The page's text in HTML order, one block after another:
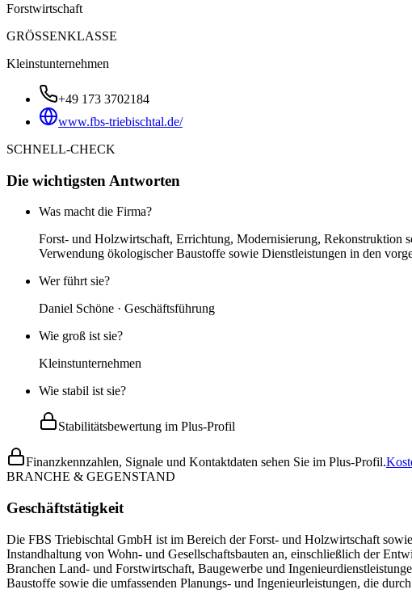
Forstwirtschaft
GRÖSSENKLASSE
Kleinstunternehmen
+49 173 3702184
www.fbs-triebischtal.de/
SCHNELL-CHECK
Die wichtigsten Antworten
Was macht die Firma?
Forst- und Holzwirtschaft, Errichtung, Modernisierung, Rekonstruktion
Verwendung ökologischer Baustoffe sowie Dienstleistungen in den
Wer führt sie?
Daniel Schöne · Geschäftsführung
Wie groß ist sie?
Kleinstunternehmen
Wie stabil ist sie?
Stabilitätsbewertung im Plus-Profil
Finanzkennzahlen, Signale und Kontaktdaten sehen Sie im Plus-Profil.
BRANCHE & GEGENSTAND
Geschäftstätigkeit
Die FBS Triebischtal GmbH ist im Bereich der Forst- und Holzwirtschaft
Instandhaltung von Wohn- und Gesellschaftsbauten an, einschließlich der
Branchen Land- und Forstwirtschaft, Baugewerbe und
Baustoffe sowie die umfassenden Planungs- und Ingenieurleistungen, die